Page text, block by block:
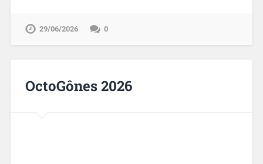
29/06/2026 0
OctoGônes 2026